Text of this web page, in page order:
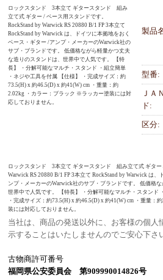
ロックスタンド 3本立て ギタースタンド 組み
立て式 ギター / ベース用スタンドです。
RockStand by Warwick RS 20880 B/1 FP 3本立て
RockStand by Warwick は、ドイツに本拠地をおく
ベース・ギター /アンプ・メーカーのWarwick社の
サブ・ブランドです。 低価格ながら軽量かつ丈夫
な造りのスタンドは、世界中で人気です。 【特
長】 ・分解可能なマルチ・スタンド ・組立簡単
・ネジや工具を付属 【仕様】 ・完成サイズ：約
73.5(H) x 約46.5(D) x 約41(W) cm ・重量：約
2.02kg ・カラー：ブラック ※ラッカー塗装には対
応しておりません。
製品
型番:
ＪＡ
ド:
区分:
ロックスタンド 3本立て ギタースタンド 組み立て式 ギター
Warwick RS 20880 B/1 FP 3本立て RockStand by Warwick は
ンプ・メーカーのWarwick社のサブ・ブランドです。 低価格
世界中で人気です。 【特長】 ・分解可能なマルチ・スタンド
・完成サイズ：約73.5(H) x 約46.5(D) x 約41(W) cm ・重量：
装には対応しておりません。
当社は、商品の発送以外に、お客様の個人
示することはいたしませんのでご安心下さ
古物商許可番号
福岡県公安委員会 第909990014826号